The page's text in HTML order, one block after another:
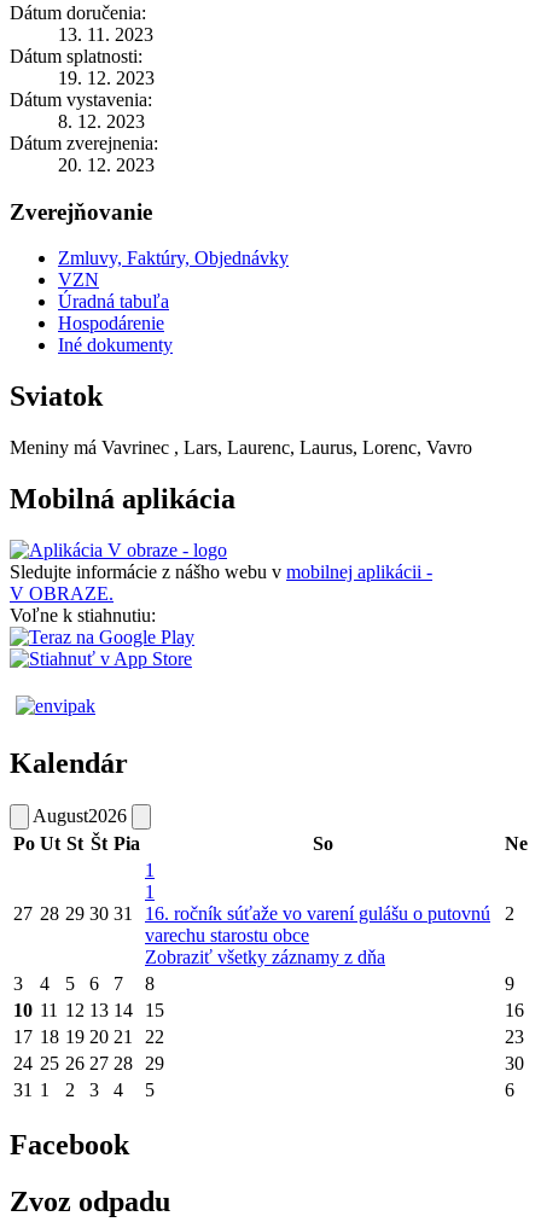
Dátum doručenia:
13. 11. 2023
Dátum splatnosti:
19. 12. 2023
Dátum vystavenia:
8. 12. 2023
Dátum zverejnenia:
20. 12. 2023
Zverejňovanie
Zmluvy, Faktúry, Objednávky
VZN
Úradná tabuľa
Hospodárenie
Iné dokumenty
Sviatok
Meniny má Vavrinec , Lars, Laurenc, Laurus, Lorenc, Vavro
Mobilná aplikácia
Sledujte informácie z nášho webu v mobilnej aplikácii -
V OBRAZE.
Voľne k stiahnutiu:
Kalendár
August2026
Po Ut St Št Pia So Ne
27 28 29 30 31
1
1
16. ročník súťaže vo varení gulášu o putovnú
varechu starostu obce
Zobraziť všetky záznamy z dňa
2
3 4 5 6 7 8
9
10 11 12 13 14 15
16
17 18 19 20 21 22
23
24 25 26 27 28 29
30
31 1 2 3 4 5 6
Facebook
Zvoz odpadu